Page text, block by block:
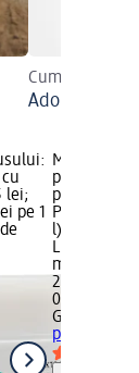
Cum alegeți
Adorăm
lei;
pe 1
Marcă:
produsului:
petroleum,
Preț de
l);
Livrabil,
magazin
28,95 lei
0,15 l
GEROVITAL
petroleum,